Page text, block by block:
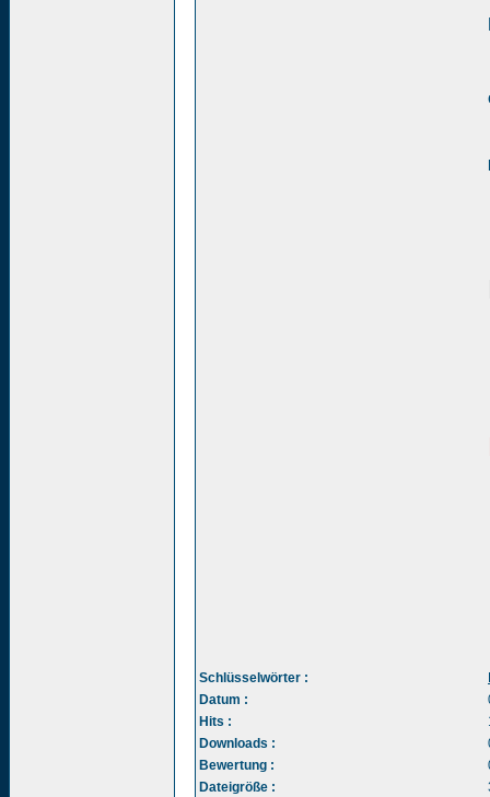
Schlüsselwörter :
Datum :
Hits :
Downloads :
Bewertung :
Dateigröße :